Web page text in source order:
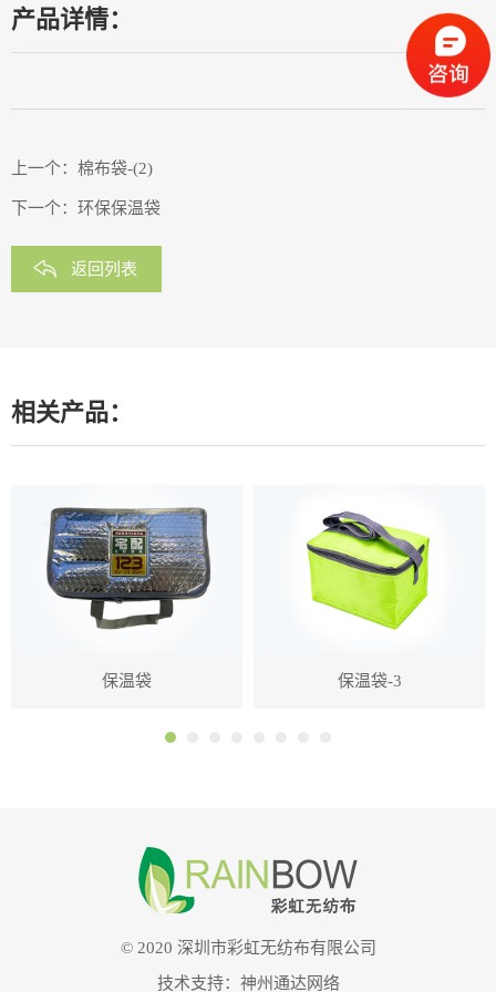
产品详情：
上一个： 棉布袋-(2)
下一个： 环保保温袋
返回列表
相关产品：
保温袋 保温袋-3
© 2020 深圳市彩虹无纺布有限公司
技术支持： 神州通达网络